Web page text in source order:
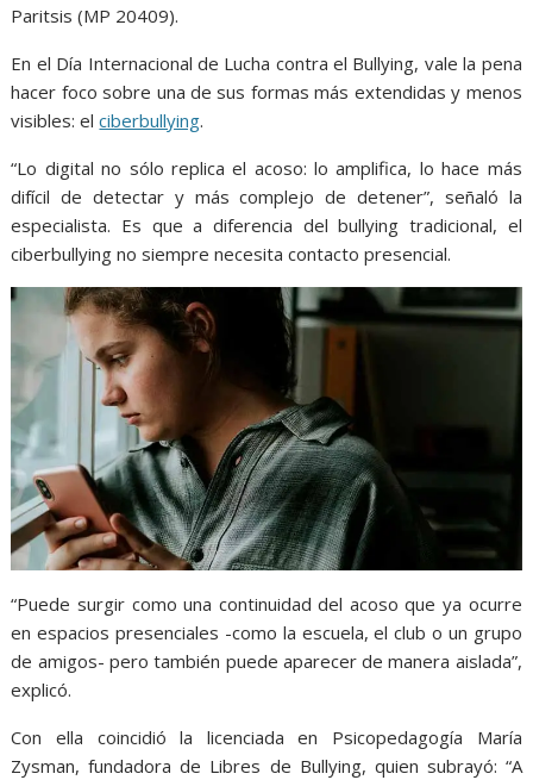
Paritsis (MP 20409).
En el Día Internacional de Lucha contra el Bullying, vale la pena
hacer foco sobre una de sus formas más extendidas y menos
visibles: elciberbullying.
“Lo digital no sólo replica el acoso: lo amplifica, lo hace más
difícil de detectar y más complejo de detener”, señaló la
especialista. Es que a diferencia del bullying tradicional, el
ciberbullying no siempre necesita contacto presencial.
“Puede surgir como una continuidad del acoso que ya ocurre
en espacios presenciales -como la escuela, el club o un grupo
de amigos- pero también puede aparecer de manera aislada”,
explicó.
Con ella coincidió la licenciada en Psicopedagogía María
Zysman, fundadora de Libres de Bullying, quien subrayó: “A